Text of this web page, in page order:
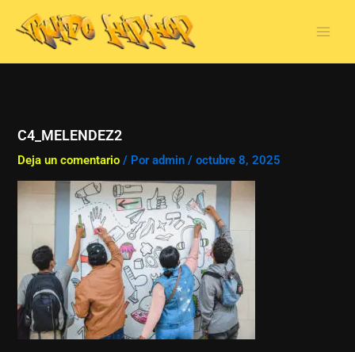
contenido
C4_MELENDEZ2
Deja un comentario / Poradmin/octubre 8, 2025